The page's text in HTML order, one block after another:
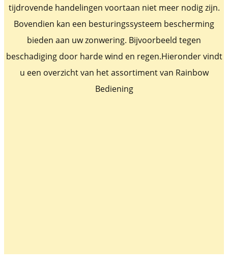
tijdrovende handelingen voortaan niet meer nodig zijn.
Bovendien kan een besturingssysteem bescherming
bieden aan uw zonwering. Bijvoorbeeld tegen
beschadiging door harde wind en regen.Hieronder vindt
u een overzicht van het assortiment van Rainbow
Bediening